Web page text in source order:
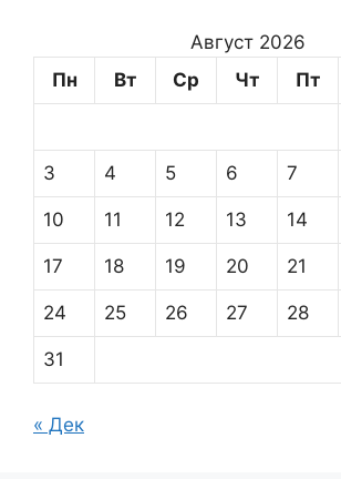
Август 2026
Пн
Вт Ср Чт Пт
3 4 5 6 7
10 11 12 13 14
17 18 19 20 21
24 25 26 27 28
31
« Дек